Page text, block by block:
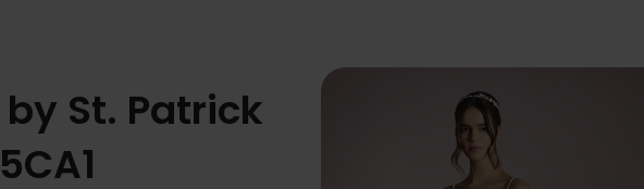
St. Patrick